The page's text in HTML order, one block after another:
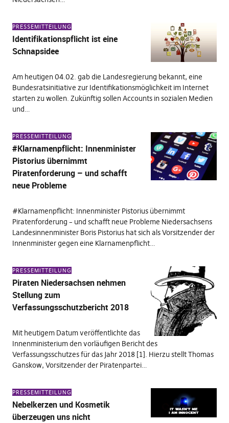
PRESSEMITTEILUNG
Identifikationspflicht ist eine
Schnapsidee
Am heutigen 04.02. gab die Landesregierung bekannt, eine
Bundesratsinitiative zur Identifikationsmöglichkeit im Internet
starten zu wollen. Zukünftig sollen Accounts in sozialen Medien
und…
PRESSEMITTEILUNG
#Klarnamenpflicht: Innenminister
Pistorius übernimmt
Piratenforderung – und schafft
neue Probleme
#Klarnamenpflicht: Innenminister Pistorius übernimmt
Piratenforderung – und schafft neue Probleme Niedersachsens
Landesinnenminister Boris Pistorius hat sich als Vorsitzender der
Innenminister gegen eine Klarnamenpflicht…
PRESSEMITTEILUNG
Piraten Niedersachsen nehmen
Stellung zum
Verfassungsschutzbericht 2018
Mit heutigem Datum veröffentlichte das
Innenministerium den vorläufigen Bericht des
Verfassungsschutzes für das Jahr 2018 [1]. Hierzu stellt Thomas
Ganskow, Vorsitzender der Piratenpartei…
PRESSEMITTEILUNG
Nebelkerzen und Kosmetik
überzeugen uns nicht